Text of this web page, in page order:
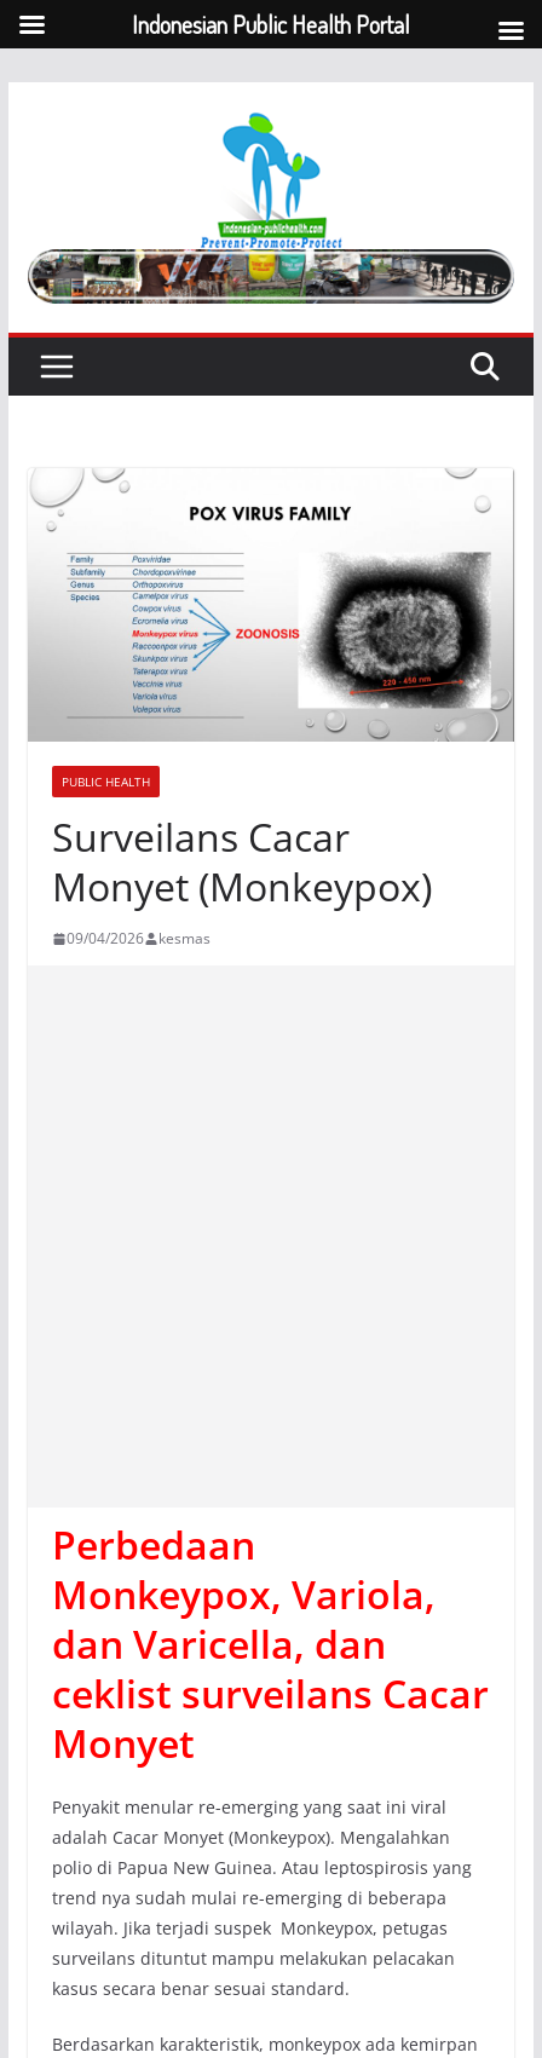
PUBLIC HEALTH
Surveilans Cacar
Monyet (Monkeypox)
09/04/2026 kesmas
Perbedaan
Monkeypox, Variola,
dan Varicella, dan
ceklist surveilans Cacar
Monyet
Penyakit menular re-emerging yang saat ini viral
adalah Cacar Monyet (Monkeypox). Mengalahkan
polio di Papua New Guinea. Atau leptospirosis yang
trend nya sudah mulai re-emerging di beberapa
wilayah. Jika terjadi suspek Monkeypox, petugas
surveilans dituntut mampu melakukan pelacakan
kasus secara benar sesuai standard.
Berdasarkan karakteristik, monkeypox ada kemirpan
Indonesian Public Health Portal